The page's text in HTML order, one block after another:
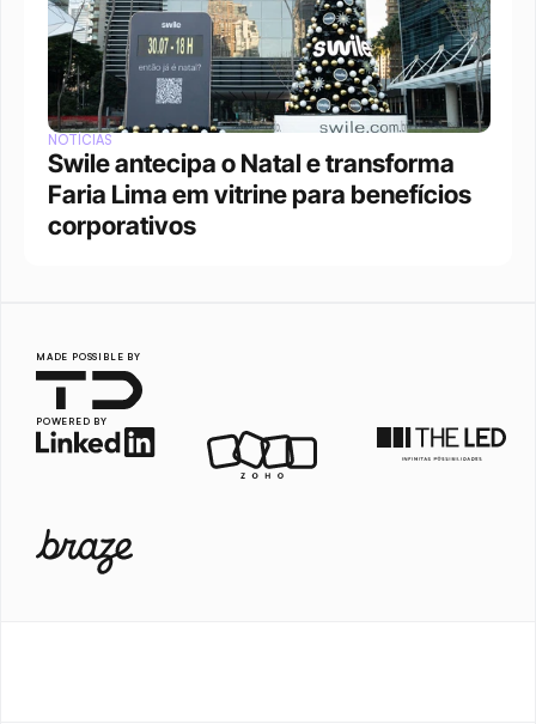
NOTÍCIAS
Swile antecipa o Natal e transforma
Faria Lima em vitrine para benefícios
corporativos
MADE POSSIBLE BY
POWERED BY